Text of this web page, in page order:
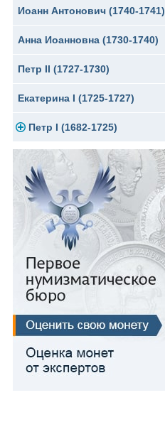
Медь
Сибирские монеты
Для Молдавии и Валахии
Таврические монеты
Золото
Серебро
Медь
Для Пруссии
Ливонезы
Альбертусталер
Иоанн Антонович (1740-1741)
Анна Иоанновна (1730-1740)
Петр II (1727-1730)
Екатерина I (1725-1727)
Петр I (1682-1725)
Золото
Серебро
Медь
Для Речи Посполитой